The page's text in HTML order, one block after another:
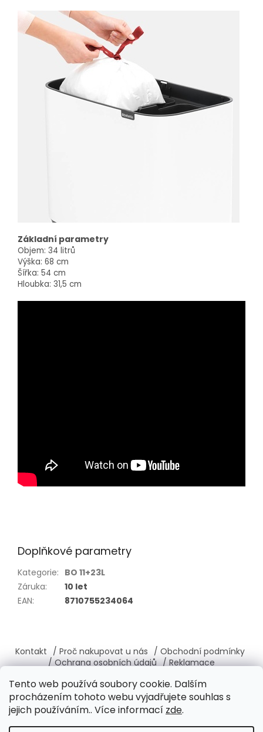
Tento web používá soubory cookie. Dalším
procházením tohoto webu vyjadřujete souhlas s
jejich používáním.. Více informací zde.
Základní parametry
Objem: 34 litrů
Výška: 68 cm
Šířka: 54 cm
Hloubka: 31,5 cm
Doplňkové parametry
Kategorie: BO 11+23L
Záruka:
10 let
EAN: 8710755234064
p
a
Kontakt / Proč nakupovat u nás / Obchodní podmínky
/ Ochrana osobních údajů / Reklamace